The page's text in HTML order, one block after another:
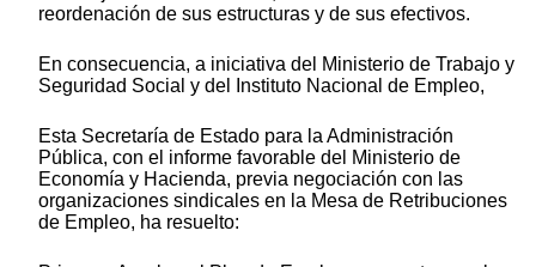
reordenación de sus estructuras y de sus efectivos.
En consecuencia, a iniciativa del Ministerio de Trabajo y
Seguridad Social y del Instituto Nacional de Empleo,
Esta Secretaría de Estado para la Administración
Pública, con el informe favorable del Ministerio de
Economía y Hacienda, previa negociación con las
organizaciones sindicales en la Mesa de Retribuciones
de Empleo, ha resuelto: